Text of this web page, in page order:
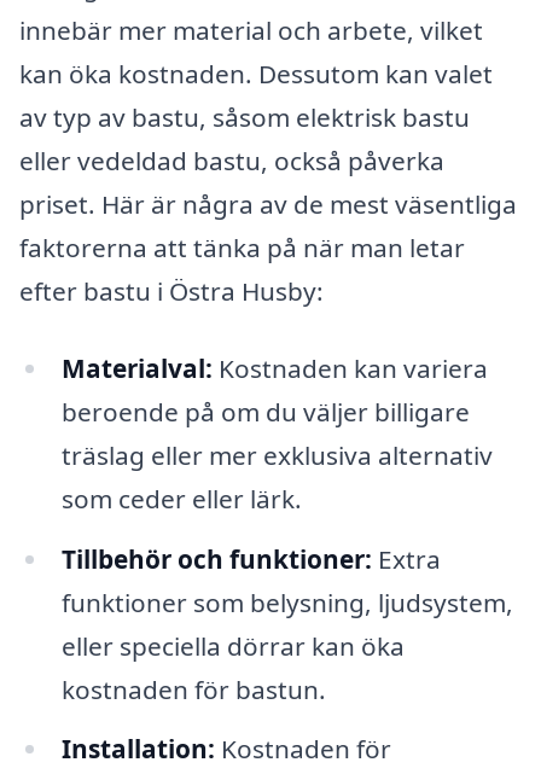
innebär mer material och arbete, vilket
kan öka kostnaden. Dessutom kan valet
av typ av bastu, såsom elektrisk bastu
eller vedeldad bastu, också påverka
priset. Här är några av de mest väsentliga
faktorerna att tänka på när man letar
efter bastu i Östra Husby:
Materialval: Kostnaden kan variera
beroende på om du väljer billigare
träslag eller mer exklusiva alternativ
som ceder eller lärk.
Tillbehör och funktioner: Extra
funktioner som belysning, ljudsystem,
eller speciella dörrar kan öka
kostnaden för bastun.
Installation: Kostnaden för